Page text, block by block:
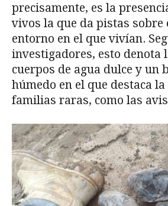
precisamente, es la
vivos la que da pistas sobre
entorno en el que vivían.
investigadores, esto denota
cuerpos de agua dulce y un
húmedo en el que destaca
familias raras, como las